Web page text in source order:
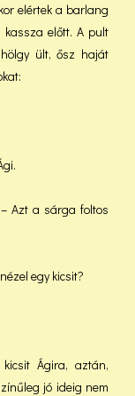
elértek a barlang
kassza előtt. A pult
ült, ősz haját
a sárga foltos
egy kicsit?
Ágira, aztán,
jó ideig nem